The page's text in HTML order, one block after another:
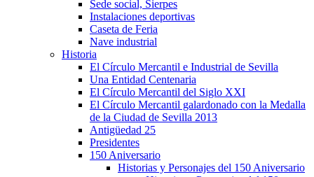
Sede social, Sierpes
Instalaciones deportivas
Caseta de Feria
Nave industrial
Historia
El Círculo Mercantil e Industrial de Sevilla
Una Entidad Centenaria
El Círculo Mercantil del Siglo XXI
El Círculo Mercantil galardonado con la Medalla
de la Ciudad de Sevilla 2013
Antigüedad 25
Presidentes
150 Aniversario
Historias y Personajes del 150 Aniversario